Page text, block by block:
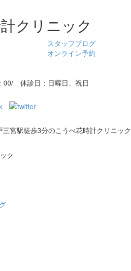
スタッフブログ
オンライン予約
休診日：日曜日、祝日
宮駅徒歩3分のこうべ花時計クリニック